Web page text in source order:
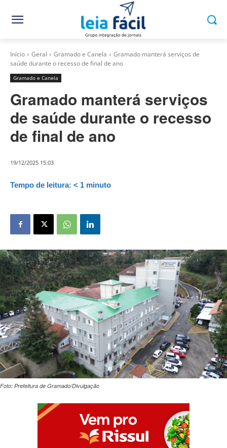
Início Geral Gramado e Canela
Gramado manterá serviços de
saúde durante o recesso de final de ano
Gramado e Canela
Gramado manterá serviços
de saúde durante o recesso
de final de ano
19/12/2025 15:03
Tempo de leitura: < 1 minuto
Foto: Prefeitura de Gramado/Divulgação